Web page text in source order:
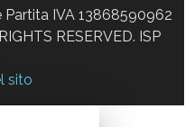
IVA 13868590962
RESERVED. ISP
sito